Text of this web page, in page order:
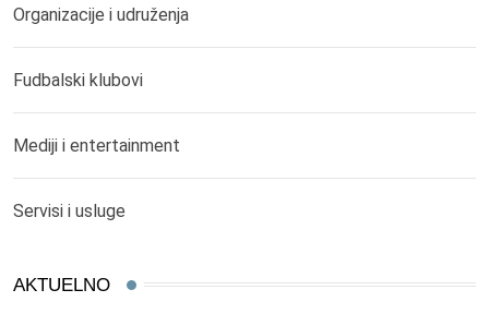
Organizacije i udruženja
Fudbalski klubovi
Mediji i entertainment
Servisi i usluge
AKTUELNO